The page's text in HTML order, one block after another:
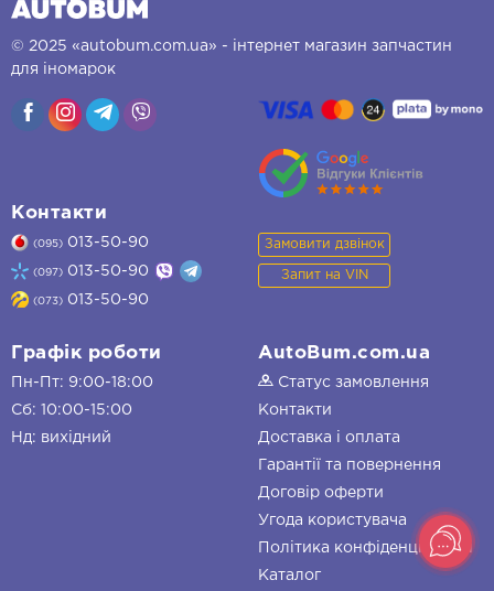
© 2025 «autobum.com.ua» - інтернет магазин запчастин
для іномарок
Контакти
(095) 013-50-90
(097) 013-50-90
(073) 013-50-90
Замовити дзвінок
Запит на VIN
Графік роботи
Пн-Пт: 9:00-18:00
Сб: 10:00-15:00
Нд: вихідний
AutoBum.com.ua
Статус замовлення
Контакти
Доставка і оплата
Гарантії та повернення
Договір оферти
Угода користувача
Політика конфіденційності
Каталог